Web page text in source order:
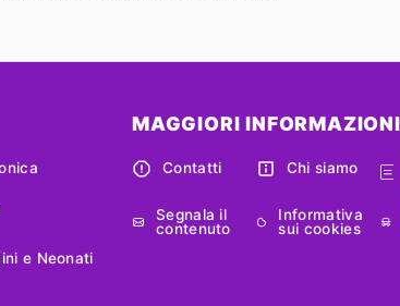
e Neonati
MAGGIORI INFORMAZIONI
Contatti Chi siamo
Segnala il
contenuto
Informativa
sui cookies